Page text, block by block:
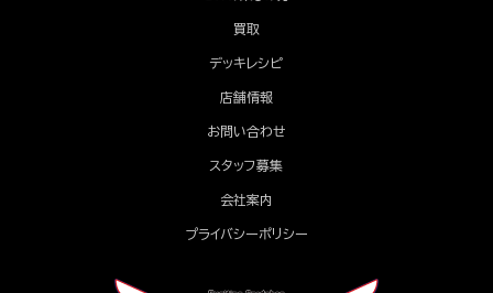
買取
デッキレシピ
店舗情報
お問い合わせ
スタッフ募集
会社案内
プライバシーポリシー